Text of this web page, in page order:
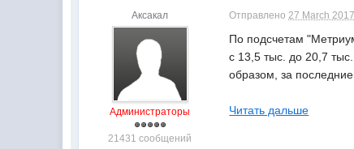
Аксакал
Администраторы
21431 сообщений
Отправлено27 March
По подсчетам
с 13,5 тыс. до 20,7
образом, за
Читать дальше